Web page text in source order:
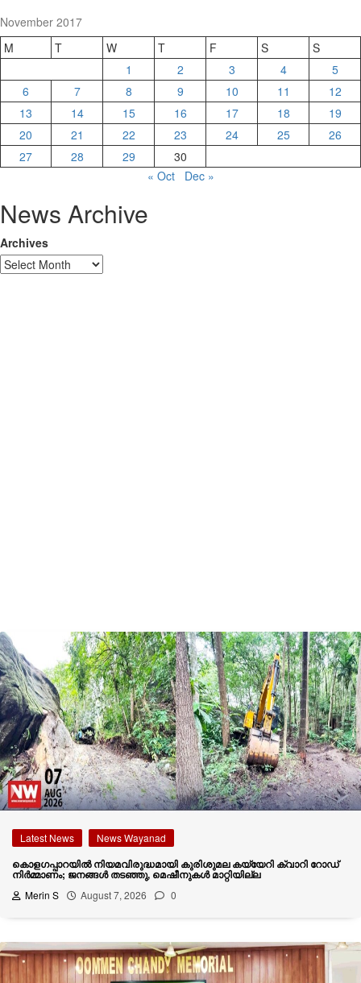
November 2017
M
T W T F S
S
1
2 3 4
5
6
7 8 9 10 11
12
13
14 15 16 17 18
19
20
21 22 23 24 25
26
27
28 29
30
« Oct
Dec »
News Archive
Archives
Latest News News Wayanad
കൊളഗപ്പാറയിൽ നിയമവിരുദ്ധമായി കുരിശുമല കയ്യേറി ക്വാറി റോഡ്
നിർമ്മാണം; ജനങ്ങൾ തടഞ്ഞു, മെഷീനുകൾ മാറ്റിയില്ല
Merin S August 7, 2026 0